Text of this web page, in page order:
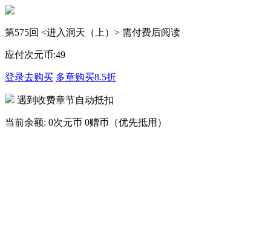
第575回 <进入洞天（上）> 需付费后阅读
应付次元币:49
登录去购买 多章购买8.5折
遇到收费章节自动抵扣
当前余额: 0次元币 0赠币（优先抵用）